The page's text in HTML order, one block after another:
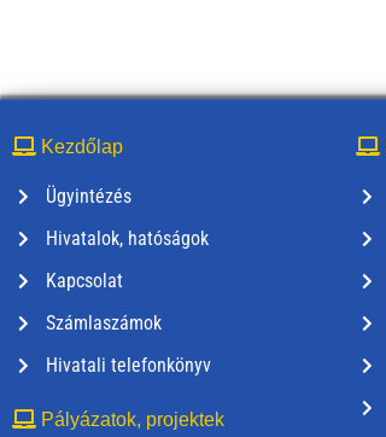
Kezdőlap
Ügyintézés
Hivatalok, hatóságok
Kapcsolat
Számlaszámok
Hivatali telefonkönyv
Pályázatok, projektek